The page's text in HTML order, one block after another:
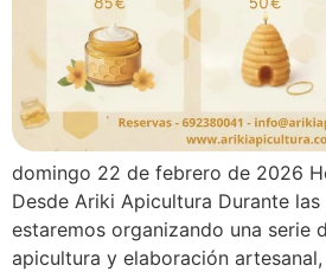
domingo 22 de febrero de 2026
Desde Ariki Apicultura Durante
estaremos organizando una serie
apicultura y elaboración